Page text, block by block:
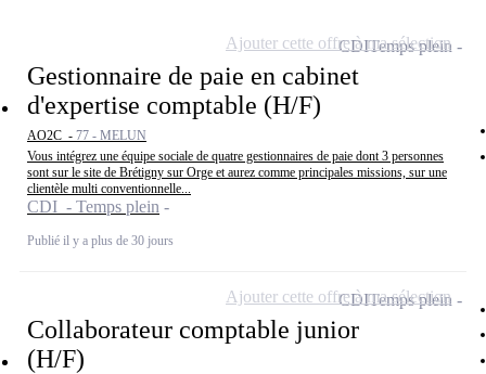
Gestionnaire de paie en cabinet
d'expertise comptable (H/F)
AO2C - 77 - MELUN
Vous intégrez une équipe sociale de quatre gestionnaires de paie dont 3 personnes
sont sur le site de Brétigny sur Orge et aurez comme principales missions, sur une
clientèle multi conventionnelle...
CDI - Temps plein
Publié il y a plus de 30 jours
CDITemps plein
Ajouter cette offre à ma sélection
Collaborateur comptable junior
(H/F)
CDITemps plein
Ajouter cette offre à ma sélection